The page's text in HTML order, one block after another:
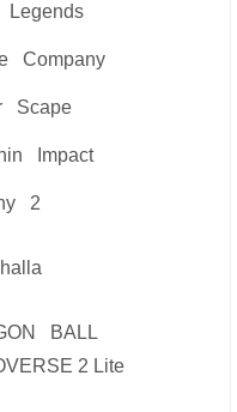
Company
Scape
Impact
2
BALL
2 Lite